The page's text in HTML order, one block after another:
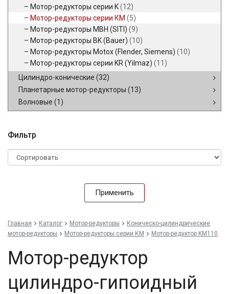
Мотор-редукторы серии K(12)
Мотор-редукторы серии КМ (5)
Мотор-редукторы MBH (SITI) (9)
Мотор-редукторы BK (Bauer) (10)
Мотор-редукторы Motox (Flender, Siemens) (10)
Мотор-редукторы серии KR (Yilmaz) (11)
Цилиндро-конические (32)
Планетарные мотор-редукторы (13)
Волновые (1)
Фильтр
Применить
Главная Каталог Мотор-редукторы
Коническо-цилиндрические
мотор-редукторы
Мотор-редукторы серии КМ Мотор-редуктор KM110
Мотор-редуктор
цилиндро-гипоидный